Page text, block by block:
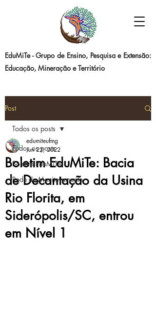
EduMiTe - Grupo de Ensino, Pesquisa e Extensão:
Educação, Mineração e Território
Post
Todos os posts
Boletim EduMiTe
Rede de Monitoramento
Todos os posts
Boletim EduMiTe: Bacia
de Decantação da Usina
Rio Florita, em
Siderópolis/SC, entrou
em Nível 1
edumiteufmg
Jun 22, 2022